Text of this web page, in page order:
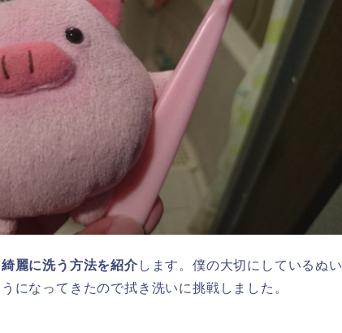
麗に洗う方法を紹介 します。僕の大切にしているぬい
になってきたので拭き洗いに挑戦しました。